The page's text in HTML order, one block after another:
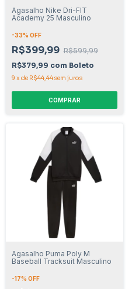
Agasalho Nike Dri-FIT
Academy 25 Masculino
-33% OFF
R$399,99 R$599,99
R$379,99 com Boleto
9 x de R$44,44sem juros
COMPRAR
Agasalho Puma Poly M
Baseball Tracksuit Masculino
-17% OFF